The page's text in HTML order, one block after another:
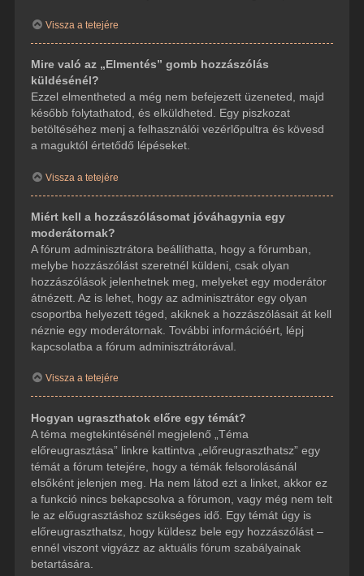
Vissza a tetejére
Mire való az „Elmentés” gomb hozzászólás
küldésénél?
Ezzel elmentheted a még nem befejezett üzeneted, majd
később folytathatod, és elküldheted. Egy piszkozat
betöltéséhez menj a felhasználói vezérlőpultra és kövesd
a maguktól értetődő lépéseket.
Vissza a tetejére
Miért kell a hozzászólásomat jóváhagynia egy
moderátornak?
A fórum adminisztrátora beállíthatta, hogy a fórumban,
melybe hozzászólást szeretnél küldeni, csak olyan
hozzászólások jelenhetnek meg, melyeket egy moderátor
átnézett. Az is lehet, hogy az adminisztrátor egy olyan
csoportba helyezett téged, akiknek a hozzászólásait át kell
néznie egy moderátornak. További információért, lépj
kapcsolatba a fórum adminisztrátorával.
Vissza a tetejére
Hogyan ugraszthatok előre egy témát?
A téma megtekintésénél megjelenő „Téma
előreugrasztása” linkre kattintva „előreugraszthatsz” egy
témát a fórum tetejére, hogy a témák felsorolásánál
elsőként jelenjen meg. Ha nem látod ezt a linket, akkor ez
a funkció nincs bekapcsolva a fórumon, vagy még nem telt
le az előugrasztáshoz szükséges idő. Egy témát úgy is
előreugraszthatsz, hogy küldesz bele egy hozzászólást –
ennél viszont vigyázz az aktuális fórum szabályainak
betartására.